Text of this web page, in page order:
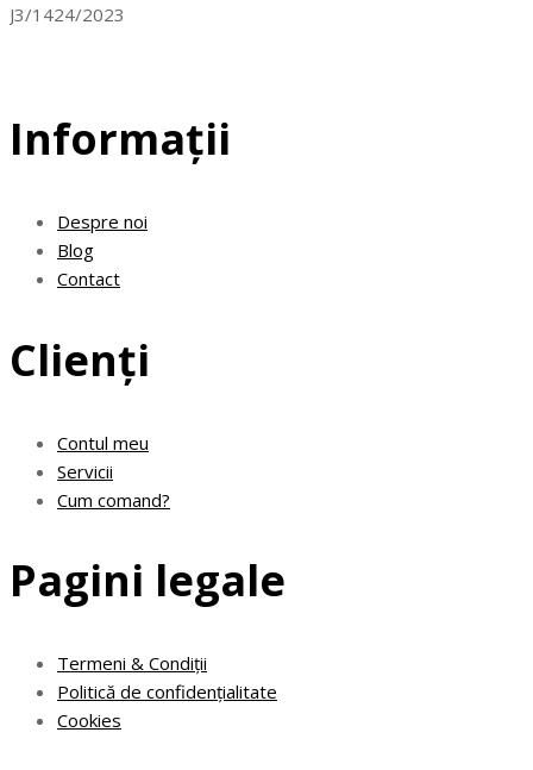
J3/1424/2023
Informații
Despre noi
Blog
Contact
Clienți
Contul meu
Servicii
Cum comand?
Pagini legale
Termeni & Condiții
Politică de confidențialitate
Cookies